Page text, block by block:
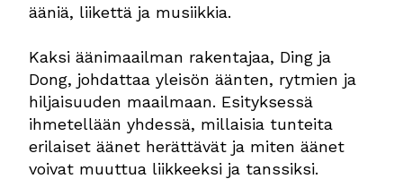
ääniä, liikettä ja musiikkia.
Kaksi äänimaailman rakentajaa, Ding ja
Dong, johdattaa yleisön äänten, rytmien ja
hiljaisuuden maailmaan. Esityksessä
ihmetellään yhdessä, millaisia tunteita
erilaiset äänet herättävät ja miten äänet
voivat muuttua liikkeeksi ja tanssiksi.